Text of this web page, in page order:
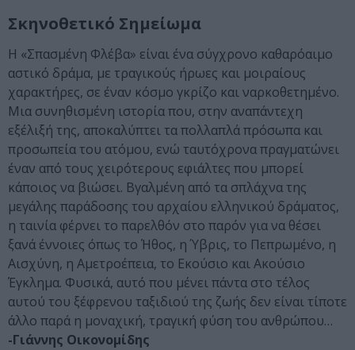
Σκηνοθετικό Σημείωμα
Η «Σπασμένη Φλέβα» είναι ένα σύγχρονο καθαρόαιμο
αστικό δράμα, με τραγικούς ήρωες και μοιραίους
χαρακτήρες, σε έναν κόσμο γκρίζο και ναρκοθετημένο.
Μια συνηθισμένη ιστορία που, στην αναπάντεχη
εξέλιξή της, αποκαλύπτει τα πολλαπλά πρόσωπα και
προσωπεία του ατόμου, ενώ ταυτόχρονα πραγματώνει
έναν από τους χειρότερους εφιάλτες που μπορεί
κάποιος να βιώσει. Βγαλμένη από τα σπλάχνα της
μεγάλης παράδοσης του αρχαίου ελληνικού δράματος,
η ταινία φέρνει το παρελθόν στο παρόν για να θέσει
ξανά έννοιες όπως το Ήθος, η Ύβρις, το Πεπρωμένο, η
Αισχύνη, η Αμετροέπεια, το Εκούσιο και Ακούσιο
Έγκλημα. Φυσικά, αυτό που μένει πάντα στο τέλος
αυτού του ξέφρενου ταξιδιού της ζωής δεν είναι τίποτε
άλλο παρά η μοναχική, τραγική φύση του ανθρώπου…
-Γιάννης Οικονομίδης